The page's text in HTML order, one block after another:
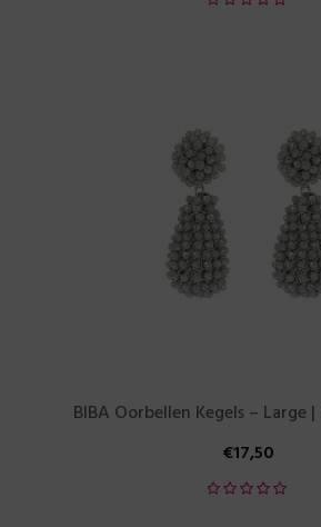
BIBA Oorbellen Kegels – Large
€17,50